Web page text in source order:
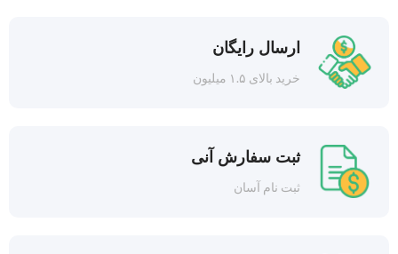
ارسال رایگان
خرید بالای ۱.۵ میلیون
ثبت سفارش آنی
ثبت نام آسان